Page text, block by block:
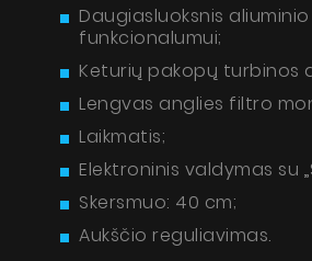
Daugiasluoksnis
funkcionalumui;
Keturių pakopų turbinos
Lengvas anglies filtro
Laikmatis;
Elektroninis valdymas su
Skersmuo: 40 cm;
Aukščio reguliavimas.